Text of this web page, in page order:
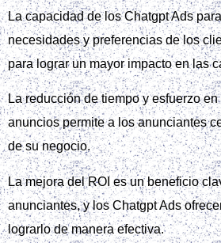
La capacidad de los Chatgpt Ads
necesidades y preferencias de los
para lograr un mayor impacto en las
La reducción de tiempo y esfuerzo
anuncios permite a los anunciantes
de su negocio.
La mejora del ROI es un beneficio
anunciantes, y los Chatgpt Ads
lograrlo de manera efectiva.